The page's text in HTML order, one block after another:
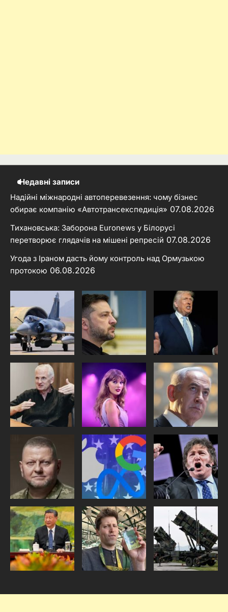
Недавні записи
Надійні міжнародні автоперевезення: чому бізнес
обирає компанію «Автотрансекспедиція» 07.08.2026
Тихановська: Заборона Euronews у Білорусі
перетворює глядачів на мішені репресій 07.08.2026
Угода з Іраном дасть йому контроль над Ормузькою
протокою 06.08.2026